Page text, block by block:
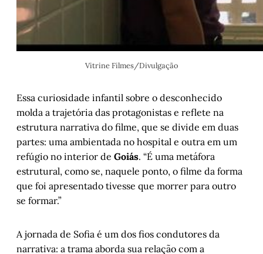
Vitrine Filmes/Divulgação
Essa curiosidade infantil sobre o desconhecido
molda a trajetória das protagonistas e reflete na
estrutura narrativa do filme, que se divide em duas
partes: uma ambientada no hospital e outra em um
refúgio no interior de Goiás. “É uma metáfora
estrutural, como se, naquele ponto, o filme da forma
que foi apresentado tivesse que morrer para outro
se formar.”
A jornada de Sofia é um dos fios condutores da
narrativa: a trama aborda sua relação com a